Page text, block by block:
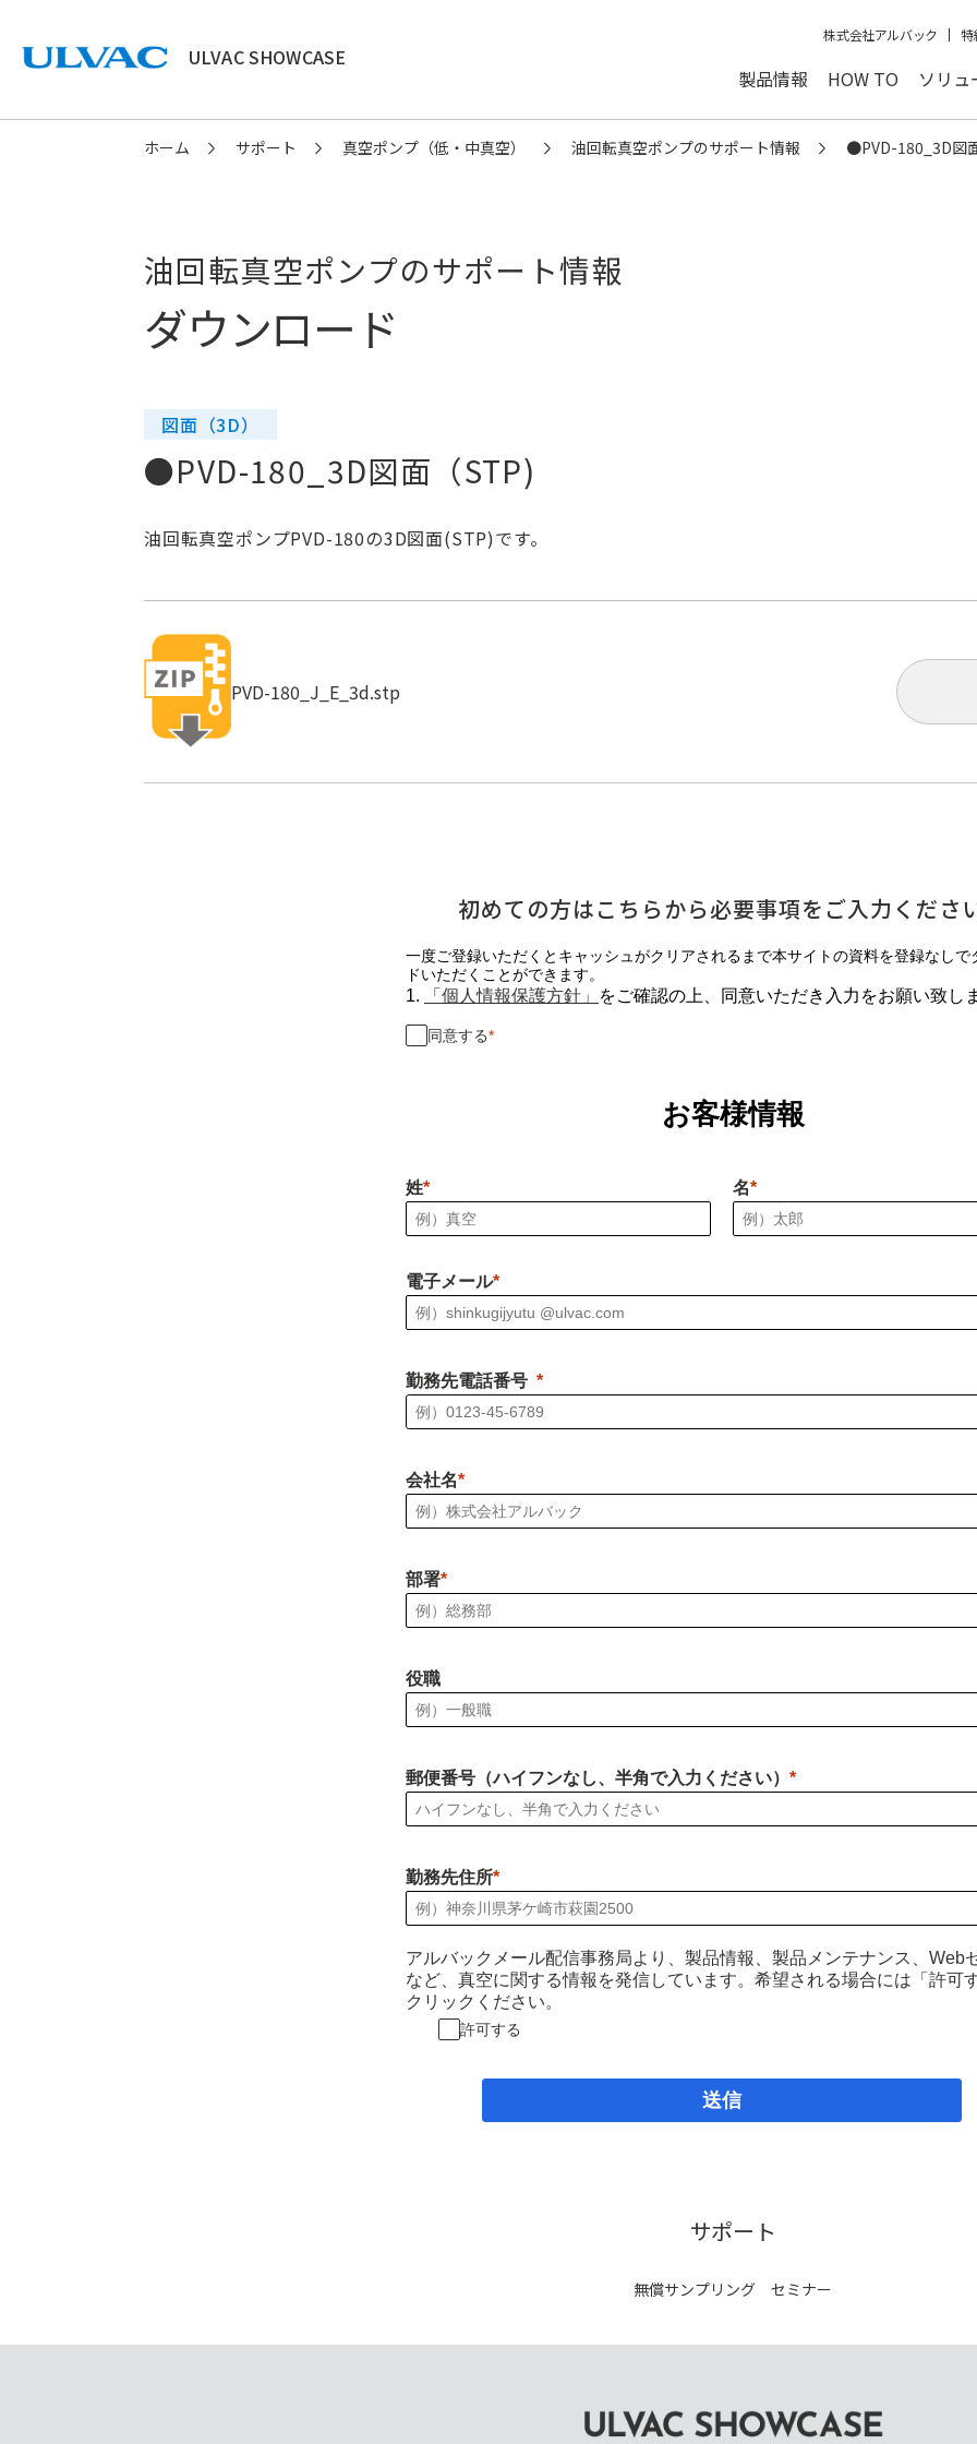
ULVAC SHOWCASE
株式会社アルバック 特
製品情報 HOW TO ソリ
ホーム サポート 真空ポンプ（低・中真空） 油回転真空ポンプのサポート情報 ●PVD-180_3D図
油回転真空ポンプのサポート情報
ダウンロード
図面（3D）
●PVD-180_3D図面（STP)
油回転真空ポンプPVD-180の3D図面(STP)です。
PVD-180_J_E_3d.stp
初めての方はこちらから必要事項をご入力くださ
一度ご登録いただくとキャッシュがクリアされるまで本サイトの資料を登録なしで
ドいただくことができます。
1. 「個人情報保護方針」 をご確認の上、同意いただき入力をお願い致し
同意する
お客様情報
姓 名
電子メール
勤務先電話番号
会社名
部署
役職
郵便番号（ハイフンなし、半角で入力ください）
勤務先住所
アルバックメール配信事務局より、製品情報、製品メンテナンス、Web
など、真空に関する情報を発信しています。希望される場合には「許可
クリックください。
許可する
送信
サポート
無償サンプリング セミナー